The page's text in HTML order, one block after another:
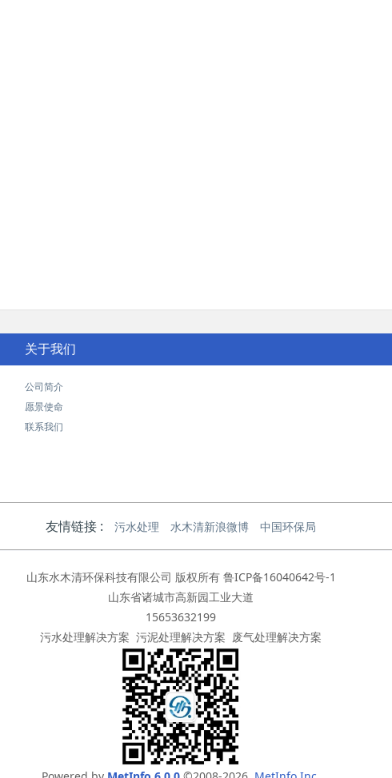
关于我们
公司简介
愿景使命
联系我们
友情链接 : 污水处理 水木清新浪微博 中国环保局
山东水木清环保科技有限公司 版权所有 鲁ICP备16040642号-1
山东省诸城市高新园工业大道
15653632199
污水处理解决方案 污泥处理解决方案 废气处理解决方案